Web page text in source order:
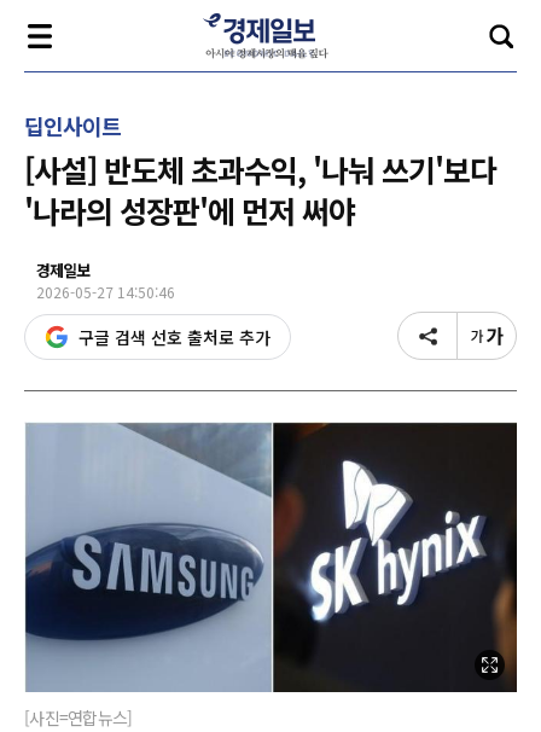
딥인사이트
[사설] 반도체 초과수익, '나눠 쓰기'보다
'나라의 성장판'에 먼저 써야
경제일보
2026-05-27 14:50:46
구글 검색 선호 출처로 추가
[사진=연합뉴스]